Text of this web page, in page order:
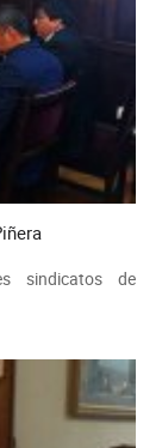
sindicatos de